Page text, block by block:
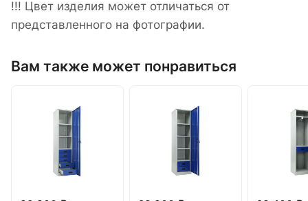
!!! Цвет изделия может отличаться от
представленного на фотографии.
Вам также может понравиться